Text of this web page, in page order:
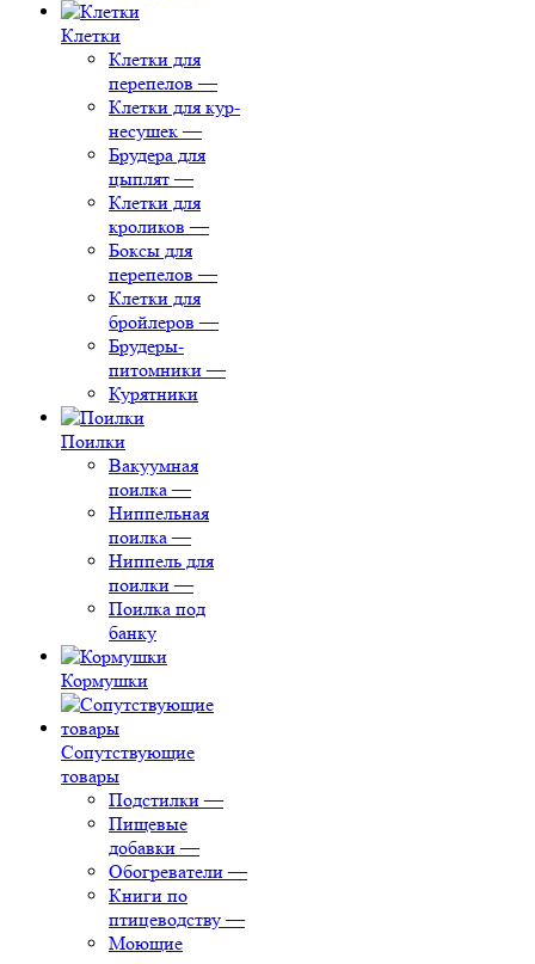
Клетки
Клетки для
перепелов —
Клетки для кур-
несушек —
Брудера для
цыплят —
Клетки для
кроликов —
Боксы для
перепелов —
Клетки для
бройлеров —
Брудеры-
питомники —
Курятники
Поилки
Вакуумная
поилка —
Ниппельная
поилка —
Ниппель для
поилки —
Поилка под
банку
Кормушки
Сопутствующие
товары
Подстилки —
Пищевые
добавки —
Обогреватели —
Книги по
птицеводству —
Моющие